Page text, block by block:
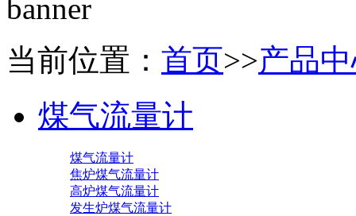
当前位置： 首页>>产品
煤气流量计
煤气流量计
焦炉煤气流量计
高炉煤气流量计
发生炉煤气流量计